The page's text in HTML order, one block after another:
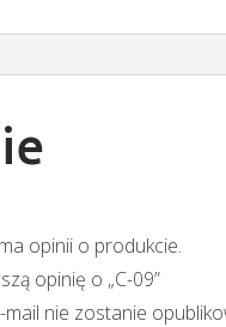
opinii o produkcie.
opinię o „C-09”
nie zostanie